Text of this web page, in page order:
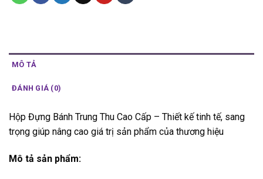
MÔ TẢ
ĐÁNH GIÁ (0)
Hộp Đựng Bánh Trung Thu Cao Cấp – Thiết kế tinh tế, sang
trọng giúp nâng cao giá trị sản phẩm của thương hiệu
Mô tả sản phẩm: